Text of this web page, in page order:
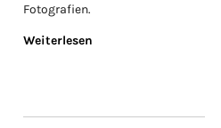
Fotografien.
Weiterlesen